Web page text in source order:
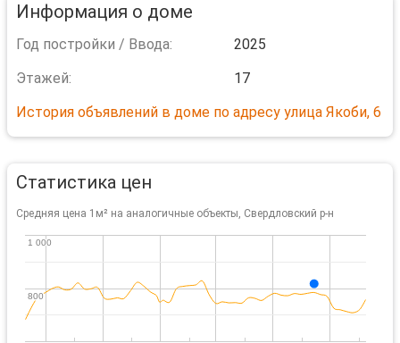
Информация о доме
Год постройки / Ввода:
2025
Этажей:
17
История объявлений в доме по адресу улица Якоби, 6
Статистика цен
Средняя цена 1м² на аналогичные объекты, Свердловский р-н
800
800
1 000
1 000